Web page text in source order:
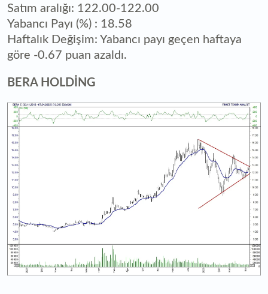
Satım aralığı: 122.00-122.00
Yabancı Payı (%) : 18.58
Haftalık Değişim: Yabancı payı geçen haftaya
göre -0.67 puan azaldı.
BERA HOLDİNG